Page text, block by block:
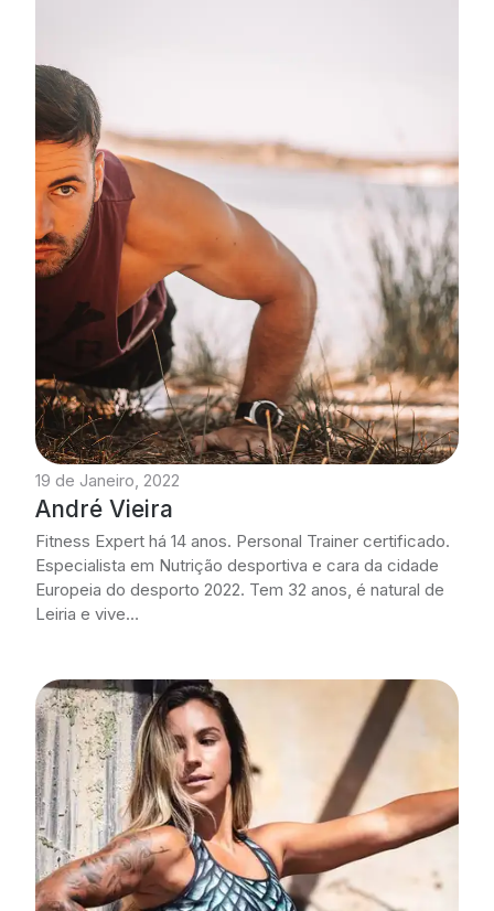
19 de Janeiro, 2022
André Vieira
Fitness Expert há 14 anos. Personal Trainer certificado.
Especialista em Nutrição desportiva e cara da cidade
Europeia do desporto 2022. Tem 32 anos, é natural de
Leiria e vive…